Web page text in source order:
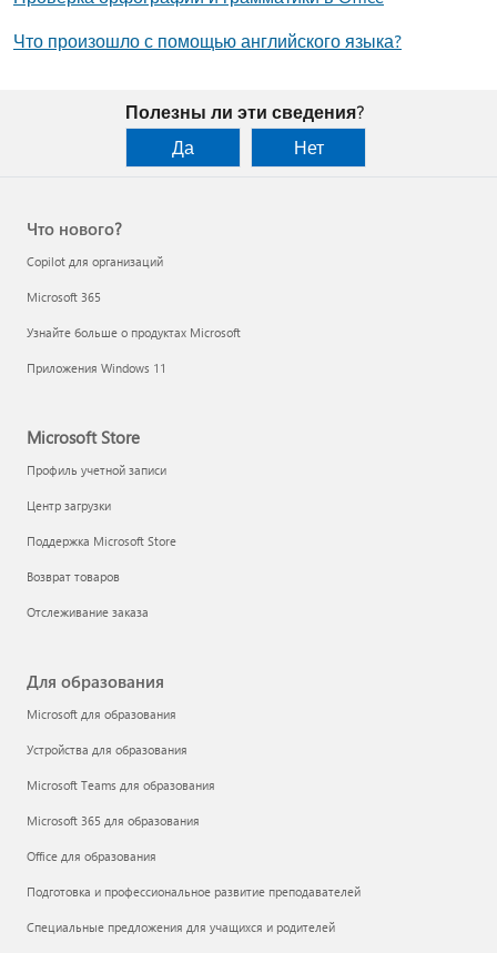
Что произошло с помощью английского языка?
Полезны ли эти сведения?
Да
Нет
Что нового?
Copilot для организаций
Microsoft 365
Узнайте больше о продуктах Microsoft
Приложения Windows 11
Microsoft Store
Профиль учетной записи
Центр загрузки
Поддержка Microsoft Store
Возврат товаров
Отслеживание заказа
Для образования
Microsoft для образования
Устройства для образования
Microsoft Teams для образования
Microsoft 365 для образования
Office для образования
Подготовка и профессиональное развитие преподавателей
Специальные предложения для учащихся и родителей